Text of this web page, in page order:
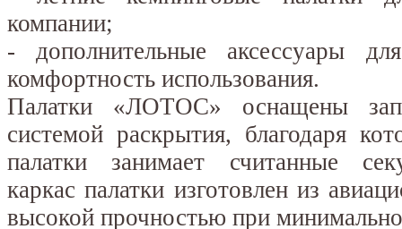
компании;
- дополнительные аксессуары
комфортность использования.
Палатки «ЛОТОС» оснащены
системой раскрытия, благодаря
палатки занимает считанные
каркас палатки изготовлен из
высокой прочностью при